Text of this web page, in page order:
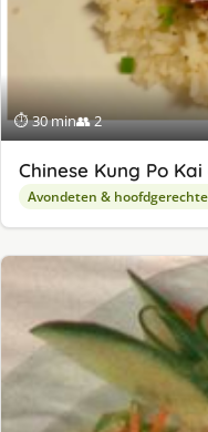
⏱ 30 min👥 2
Chinese Kung Po
Avondeten &